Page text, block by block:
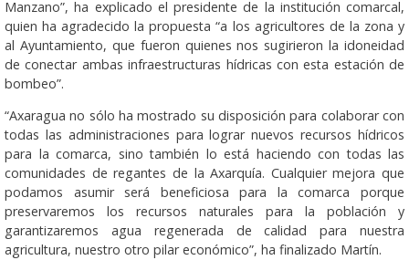
Manzano”, ha explicado el presidente de la institución comarcal,
quien ha agradecido la propuesta “a los agricultores de la zona y
al Ayuntamiento, que fueron quienes nos sugirieron la idoneidad
de conectar ambas infraestructuras hídricas con esta estación de
bombeo”.
“Axaragua no sólo ha mostrado su disposición para colaborar con
todas las administraciones para lograr nuevos recursos hídricos
para la comarca, sino también lo está haciendo con todas las
comunidades de regantes de la Axarquía. Cualquier mejora que
podamos asumir será beneficiosa para la comarca porque
preservaremos los recursos naturales para la población y
garantizaremos agua regenerada de calidad para nuestra
agricultura, nuestro otro pilar económico”, ha finalizado Martín.